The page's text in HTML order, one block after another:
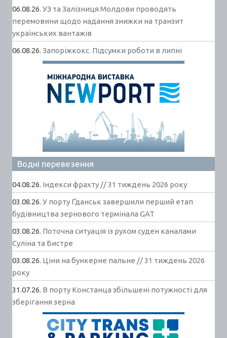
06.08.26. УЗ та Залізниця Молдови проводять
перемовини щодо надання знижки на транзит
українських вантажів
06.08.26. Запоріжкокс. Підсумки роботи в липні
Водні перевезення
04.08.26. Індекси фрахту // 31 тиждень 2026 року
03.08.26. У порту Ґданськ завершили перший етап
будівництва зернового термінала GAT
03.08.26. Поточна ситуація із рухом суден каналами
Суліна та Бистре
03.08.26. Ціни на бункерне пальне // 31 тиждень 2026
року
31.07.26. В порту Констанца збільшені потужності для
зберігання зерна